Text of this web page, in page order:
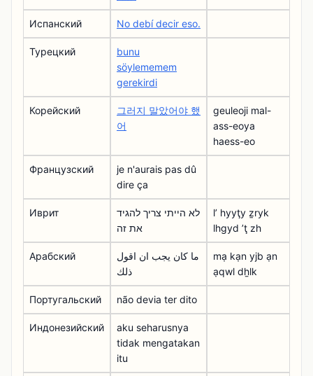
Испанский No debí decir eso.
Турецкий
bunu
söylememem
gerekirdi
Корейский
그러지 말았어야 했
어
geuleoji mal-
ass-eoya
haess-eo
Французский
je n'aurais pas dû
dire ça
Иврит
לא הייתי צריך להגיד
את זה
lʼ hyyţy ẕryk
lhgyd ʼţ zh
Арабский
ما كان يجب ان اقول
ذلك
mạ kạn yjb ạn
ạqwl dẖlk
Португальский não devia ter dito
Индонезийский
aku seharusnya
tidak mengatakan
itu